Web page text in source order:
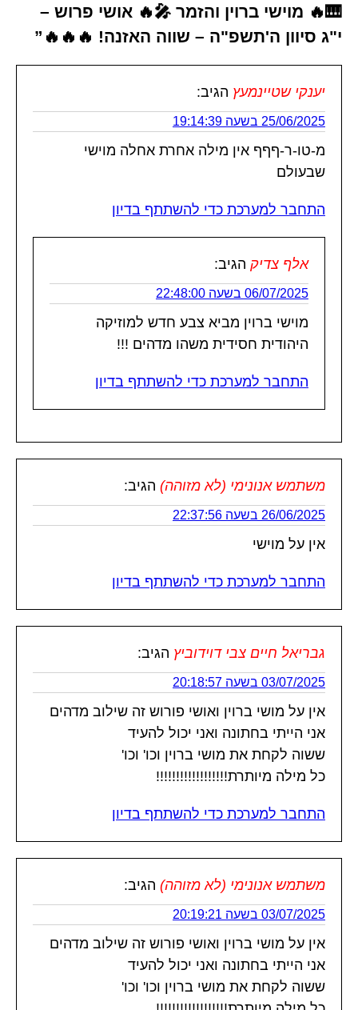
🎹🔥 מוישי ברוין והזמר 🎤🔥 אושי פרוש –
י"ג סיוון ה'תשפ"ה – שווה האזנה! 🔥🔥🔥”
יענקי שטיינמעץ הגיב:
25/06/2025 בשעה 19:14:39
מ-טו-ר-ףףף אין מילה אחרת אחלה מוישי
שבעולם
התחבר למערכת כדי להשתתף בדיון
אלף צדיק הגיב:
06/07/2025 בשעה 22:48:00
מוישי ברוין מביא צבע חדש למוזיקה
היהודית חסידית משהו מדהים !!!
התחבר למערכת כדי להשתתף בדיון
משתמש אנונימי (לא מזוהה) הגיב:
26/06/2025 בשעה 22:37:56
אין על מוישי
התחבר למערכת כדי להשתתף בדיון
גבריאל חיים צבי דוידוביץ הגיב:
03/07/2025 בשעה 20:18:57
אין על מושי ברוין ואושי פורוש זה שילוב מדהים
אני הייתי בחתונה ואני יכול להעיד
ששוה לקחת את מושי ברוין וכו' וכו'
כל מילה מיותרת!!!!!!!!!!!!!!!!!!
התחבר למערכת כדי להשתתף בדיון
משתמש אנונימי (לא מזוהה) הגיב:
03/07/2025 בשעה 20:19:21
אין על מושי ברוין ואושי פורוש זה שילוב מדהים
אני הייתי בחתונה ואני יכול להעיד
ששוה לקחת את מושי ברוין וכו' וכו'